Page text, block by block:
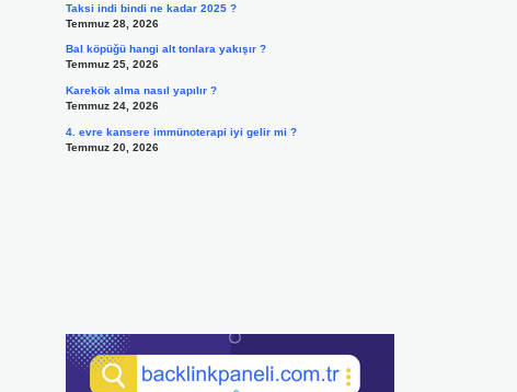
Taksi indi bindi ne kadar 2025 ?
Temmuz 28, 2026
Bal köpüğü hangi alt tonlara yakışır ?
Temmuz 25, 2026
Karekök alma nasıl yapılır ?
Temmuz 24, 2026
4. evre kansere immünoterapi iyi gelir mi ?
Temmuz 20, 2026